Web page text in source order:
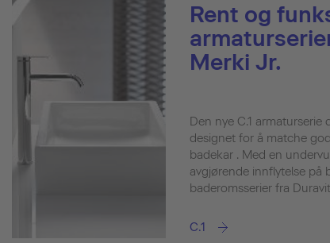
Rent og
Merki Jr.
Den nye C.1 armaturserie
designet for å matche
badekar . Med en
avgjørende innflytelse på
baderomsserier fra
C.1